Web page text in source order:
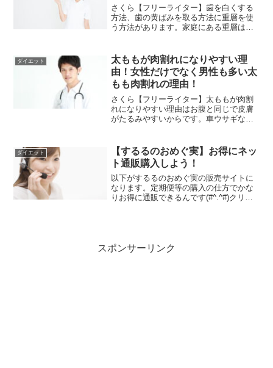
さくら【フリーライター】歯を白くする
方法、歯の黄ばみを取る方法に重層を使
う方法があります。家庭にある重層は実
に変わるものが・・さくら【フリーライ
ター】重曹の研磨作用を利...
ダイエット
太ももが肉割れになりやすい理
由！女性だけでなく男性も多い太
もも肉割れの理由！
さくら【フリーライター】太ももが肉割
れになりやすい理由はお腹と同じで皮膚
がたるみやすいからです。車ウサギなる
は皮膚が急激に引っ張られたり、収縮し
たりと、皮膚の大きな変化に...
ダイエット
【するるのおめぐ実】お得にネッ
ト通販購入しよう！
以下がするるのおめぐ実の販売サイトに
なります。定期便等の購入の仕方でかな
りお得に通販できるんです(#^.^#)クリッ
スポンサーリンク